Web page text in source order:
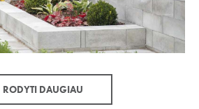
RODYTI DAUGIAU